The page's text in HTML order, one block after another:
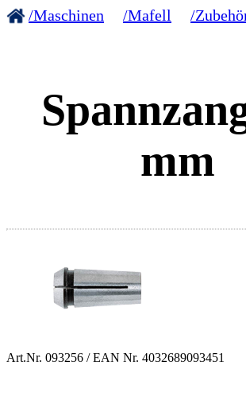
/Maschinen /Mafell /
mm
Art.Nr. 093256 / EAN Nr. 4032689093451